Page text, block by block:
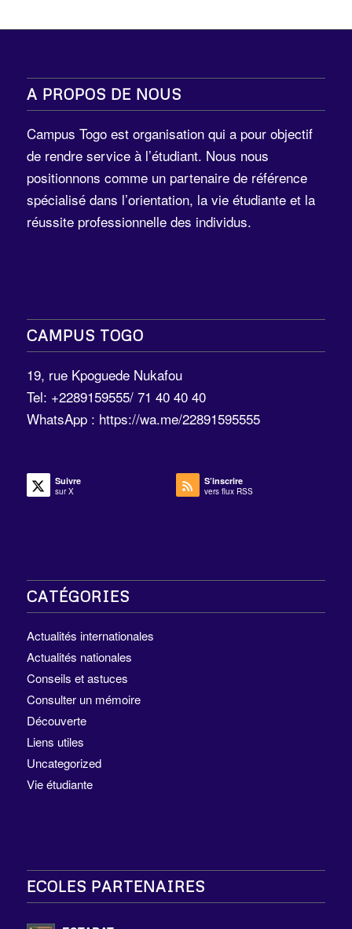
A PROPOS DE NOUS
Campus Togo est organisation qui a pour objectif
de rendre service à l’étudiant. Nous nous
positionnons comme un partenaire de référence
spécialisé dans l’orientation, la vie étudiante et la
réussite professionnelle des individus.
CAMPUS TOGO
19, rue Kpoguede Nukafou
Tel: +2289159555/ 71 40 40 40
WhatsApp : https://wa.me/22891595555
Suivre
sur X
S’inscrire
vers flux RSS
CATÉGORIES
Actualités internationales
Actualités nationales
Conseils et astuces
Consulter un mémoire
Découverte
Liens utiles
Uncategorized
Vie étudiante
ECOLES PARTENAIRES